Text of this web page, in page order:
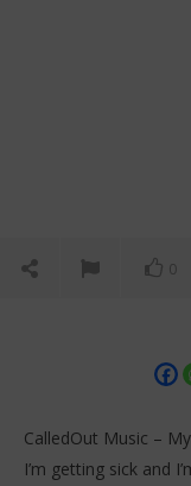
0
CalledOut Music –
I’m getting sick and